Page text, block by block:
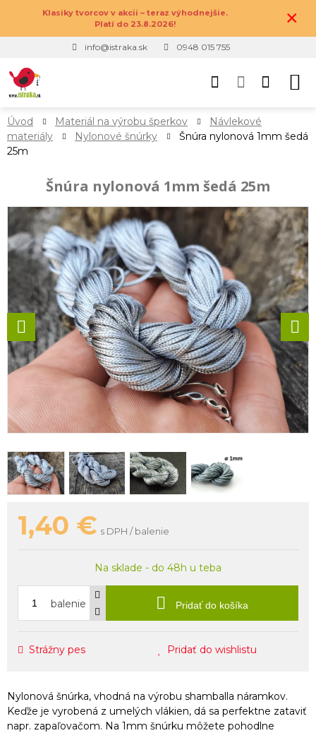
Klasiky tvorcov v akcii – teraz výhodnejšie.
Platí do 23.8.2026!
×
info@istraka.sk 0948 015 755
Úvod Materiál na výrobu šperkov
Návlekové
materiály
Nylonové šnúrky
Šnúra nylonová 1mm šedá
25m
Šnúra nylonová 1mm šedá 25m
1,40 € s DPH / balenie
Na sklade - do 48h u teba
balenie Pridať do košíka
Strážny pes Pridať do wishlistu
Nylonová šnúrka, vhodná na výrobu shamballa náramkov.
Keďže je vyrobená z umelých vlákien, dá sa perfektne zataviť
napr. zapaľovačom. Na 1mm šnúrku môžete pohodlne